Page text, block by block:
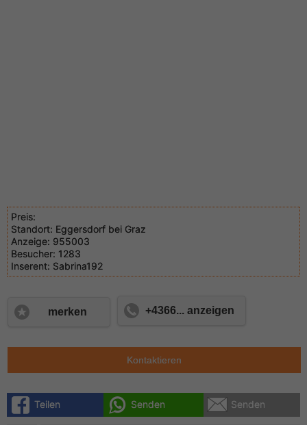
Preis:
Standort: Eggersdorf bei Graz
Anzeige: 955003
Besucher: 1283
Inserent: Sabrina192
merken +4366... anzeigen
Kontaktieren
Teilen Senden Senden